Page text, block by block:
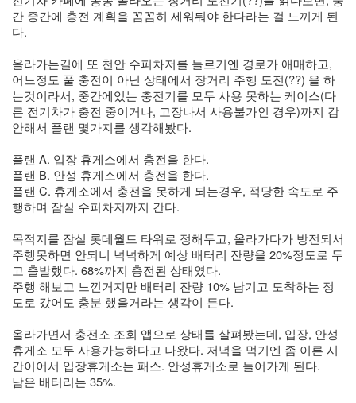
간 중간에 충전 계획을 꼼꼼히 세워둬야 한다라는 걸 느끼게 된
다.
올라가는길에 또 천안 수퍼차저를 들르기엔 경로가 애매하고,
어느정도 풀 충전이 아닌 상태에서 장거리 주행 도전(??) 을 하
는것이라서, 중간에있는 충전기를 모두 사용 못하는 케이스(다
른 전기차가 충전 중이거나, 고장나서 사용불가인 경우)까지 감
안해서 플랜 몇가지를 생각해봤다.
플랜 A. 입장 휴게소에서 충전을 한다.
플랜 B. 안성 휴게소에서 충전을 한다.
플랜 C. 휴게소에서 충전을 못하게 되는경우, 적당한 속도로 주
행하며 잠실 수퍼차저까지 간다.
목적지를 잠실 롯데월드 타워로 정해두고, 올라가다가 방전되서
주행못하면 안되니 넉넉하게 예상 배터리 잔량을 20%정도로 두
고 출발했다. 68%까지 충전된 상태였다.
주행 해보고 느낀거지만 배터리 잔량 10% 남기고 도착하는 정
도로 갔어도 충분 했을거라는 생각이 든다.
올라가면서 충전소 조회 앱으로 상태를 살펴봤는데, 입장, 안성
휴게소 모두 사용가능하다고 나왔다. 저녁을 먹기엔 좀 이른 시
간이어서 입장휴게소는 패스. 안성휴게소로 들어가게 된다.
남은 배터리는 35%.